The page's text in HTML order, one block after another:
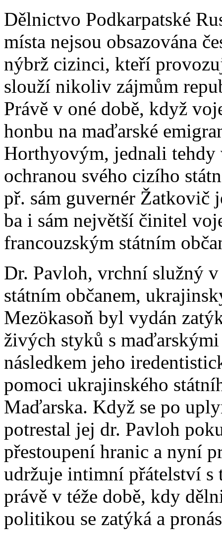
Dělnictvo Podkarpatské
místa nejsou obsazována
nýbrž cizinci, kteří
slouží nikoliv zájmům
Právě v oné době, když
honbu na maďarské
Horthyovým, jednali
ochranou svého cizího
př. sám guvernér Žatkovič
ba i sám největší činitel
francouzským státním
Dr. Pavloh, vrchní služný
státním občanem,
Mezökasoň byl vydán
živých styků s
následkem jeho
pomoci ukrajinského
Maďarska. Když se po
potrestal jej dr. Pavloh
přestoupení hranic a nyní
udržuje intimní přátelství
právě v téže době, kdy
politikou se zatýká a